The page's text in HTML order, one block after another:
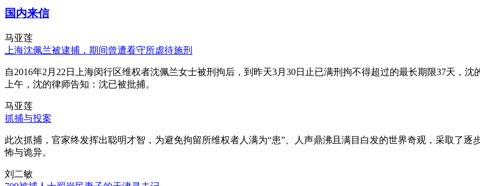
国内来信
马亚莲
上海沈佩兰被逮捕，期间曾遭看守所虐待施刑
自2016年2月22日上海闵行区维权者沈佩兰女士被刑拘后，到昨天3月30日止已满刑拘不得超过的最长期限37天，
上午，沈的律师告知：沈已被批捕。
马亚莲
抓捕与投案
此次抓捕，官家终发挥出聪明才智，为避免拘留所维权者人满为“患”、人声鼎沸且满目白发的世界奇观，采取了
怖与诡异。
刘二敏